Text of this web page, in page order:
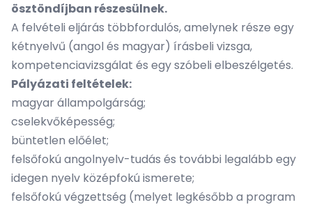
ösztöndíjban részesülnek.
A felvételi eljárás többfordulós, amelynek része egy
kétnyelvű (angol és magyar) írásbeli vizsga,
kompetenciavizsgálat és egy szóbeli elbeszélgetés.
Pályázati feltételek:
magyar állampolgárság;
cselekvőképesség;
büntetlen előélet;
felsőfokú angolnyelv-tudás és további legalább egy
idegen nyelv középfokú ismerete;
felsőfokú végzettség (melyet legkésőbb a program